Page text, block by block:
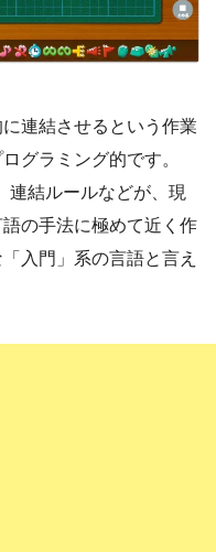
連結させるという作業
グラミング的です。
連結ルールなどが、現
の手法に極めて近く作
入門」系の言語と言え